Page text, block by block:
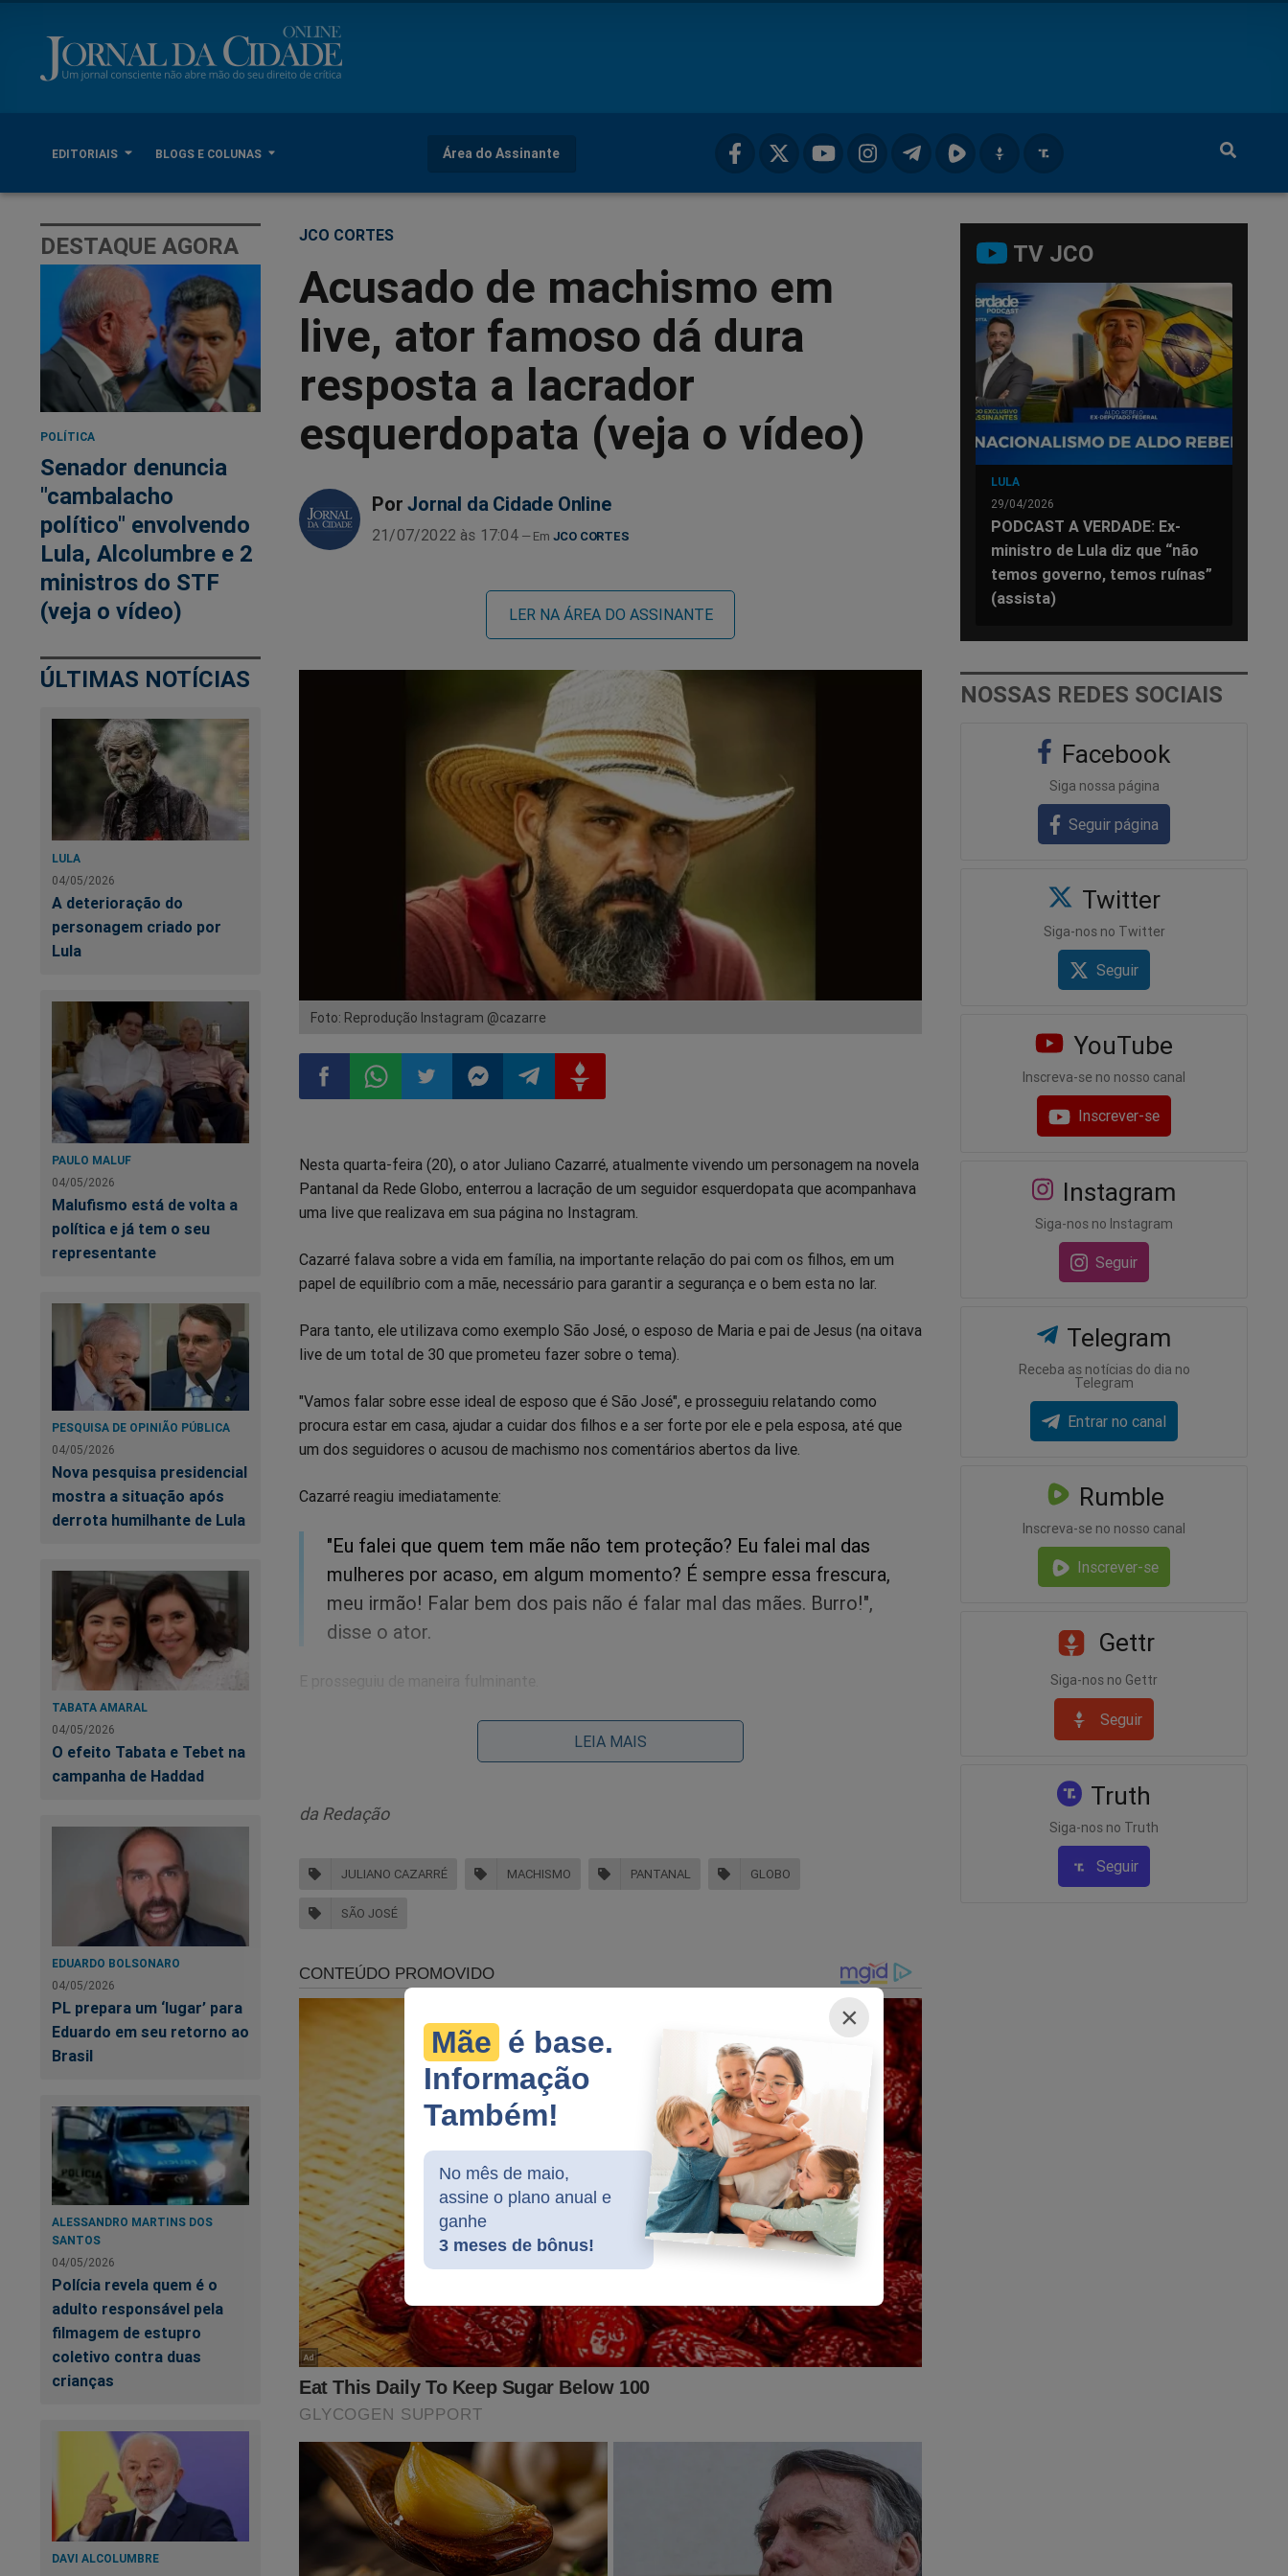
EDITORIAIS BLOGS E COLUNAS Área do Assinante
×
Mãe é base.
Informação
Também!
No mês de maio,
assine o plano anual e
ganhe
3 meses de bônus!
DESTAQUE AGORA
POLÍTICA
Senador denuncia
"cambalacho
político" envolvendo
Lula, Alcolumbre e 2
ministros do STF
(veja o vídeo)
ÚLTIMAS NOTÍCIAS
LULA
04/05/2026
A deterioração do
personagem criado por
Lula
PAULO MALUF
04/05/2026
Malufismo está de volta a
política e já tem o seu
representante
PESQUISA DE OPINIÃO PÚBLICA
04/05/2026
Nova pesquisa presidencial
mostra a situação após
derrota humilhante de Lula
TABATA AMARAL
04/05/2026
O efeito Tabata e Tebet na
campanha de Haddad
EDUARDO BOLSONARO
04/05/2026
PL prepara um ‘lugar’ para
Eduardo em seu retorno ao
Brasil
ALESSANDRO MARTINS DOS
SANTOS
04/05/2026
Polícia revela quem é o
adulto responsável pela
filmagem de estupro
coletivo contra duas
crianças
DAVI ALCOLUMBRE
JCO CORTES
Acusado de machismo em
live, ator famoso dá dura
resposta a lacrador
esquerdopata (veja o vídeo)
Por Jornal da Cidade Online
21/07/2022 às 17:04 JCO CORTES
LER NA ÁREA DO ASSINANTE
Foto: Reprodução Instagram @cazarre
no
Facebook
no
Whatsapp
no
Twitter
no
Messenger
no
Telegram
no
Gettr
Nesta quarta-feira (20), o ator Juliano Cazarré, atualmente vivendo um personagem na novela
Pantanal da Rede Globo, enterrou a lacração de um seguidor esquerdopata que acompanhava
uma live que realizava em sua página no Instagram.
Cazarré falava sobre a vida em família, na importante relação do pai com os filhos, em um
papel de equilíbrio com a mãe, necessário para garantir a segurança e o bem esta no lar.
Para tanto, ele utilizava como exemplo São José, o esposo de Maria e pai de Jesus (na oitava
live de um total de 30 que prometeu fazer sobre o tema).
"Vamos falar sobre esse ideal de esposo que é São José", e prosseguiu relatando como
procura estar em casa, ajudar a cuidar dos filhos e a ser forte por ele e pela esposa, até que
um dos seguidores o acusou de machismo nos comentários abertos da live.
Cazarré reagiu imediatamente:
"Eu falei que quem tem mãe não tem proteção? Eu falei mal das
mulheres por acaso, em algum momento? É sempre essa frescura,
meu irmão! Falar bem dos pais não é falar mal das mães. Burro!",
disse o ator.
As palavras do ator vão ao encontro de um antigo provérbio, mas que se enquadra
Homens fortes criam tempos fáceis e tempos fáceis geram homens
fracos, mas homens fracos criam tempos difíceis e tempos difíceis
geram homens fortes
Confira no vídeo:
A impressionante revelação de uma destemida Revista "censurada"
LEIA MAIS
da Redação
JULIANO CAZARRÉ MACHISMO PANTANAL GLOBO
SÃO JOSÉ
TV JCO
LULA
29/04/2026
PODCAST A VERDADE: Ex-
ministro de Lula diz que “não
temos governo, temos ruínas”
(assista)
NOSSAS REDES SOCIAIS
Facebook
Siga nossa página
Seguir página
Twitter
Siga-nos no Twitter
Seguir
YouTube
Inscreva-se no nosso canal
Inscrever-se
Instagram
Siga-nos no Instagram
Seguir
Telegram
Receba as notícias do dia no
Telegram
Entrar no canal
Rumble
Inscreva-se no nosso canal
Inscrever-se
Gettr
Siga-nos no Gettr
Seguir
Truth
Siga-nos no Truth
Seguir